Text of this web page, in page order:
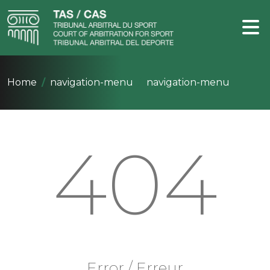
Home navigation-menu navigation-menu
404